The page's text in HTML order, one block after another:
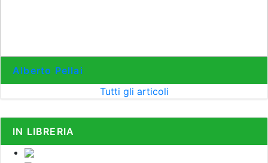
Alberto Pellai
Tutti gli articoli
IN LIBRERIA